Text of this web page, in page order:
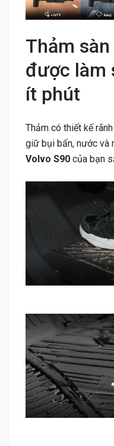
Thảm
được làm
ít phút
Thảm có thiết kế
giữ bụi bẩn, nước và
Volvo S90 của bạn